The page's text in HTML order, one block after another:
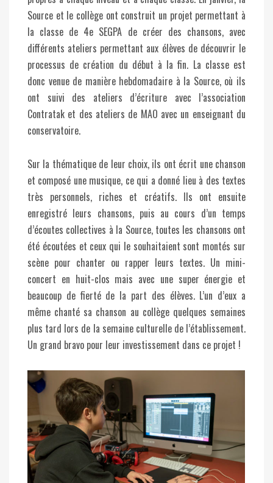
Source et le collège ont construit un projet permettant à
la classe de 4e SEGPA de créer des chansons, avec
différents ateliers permettant aux élèves de découvrir le
processus de création du début à la fin. La classe est
donc venue de manière hebdomadaire à la Source, où ils
ont suivi des ateliers d’écriture avec l’association
Contratak et des ateliers de MAO avec un enseignant du
conservatoire.
Sur la thématique de leur choix, ils ont écrit une chanson
et composé une musique, ce qui a donné lieu à des textes
très personnels, riches et créatifs. Ils ont ensuite
enregistré leurs chansons, puis au cours d’un temps
d’écoutes collectives à la Source, toutes les chansons ont
été écoutées et ceux qui le souhaitaient sont montés sur
scène pour chanter ou rapper leurs textes. Un mini-
concert en huit-clos mais avec une super énergie et
beaucoup de fierté de la part des élèves. L’un d’eux a
même chanté sa chanson au collège quelques semaines
plus tard lors de la semaine culturelle de l’établissement.
Un grand bravo pour leur investissement dans ce projet !